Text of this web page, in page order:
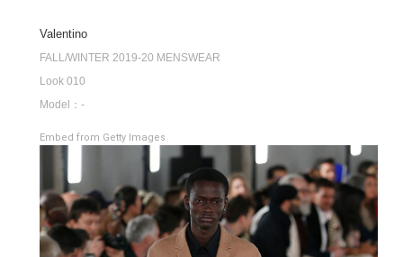
Valentino
FALL/WINTER 2019-20 MENSWEAR
Look 010
Model：-
Embed from Getty Images